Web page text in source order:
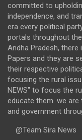
committed to
independence, and
era every political
portals throughout the
Andha Pradesh,
Papers and they are
their respective
focusing the rural
NEWS" to focus the
educate them. we
and government
@Team Sira News